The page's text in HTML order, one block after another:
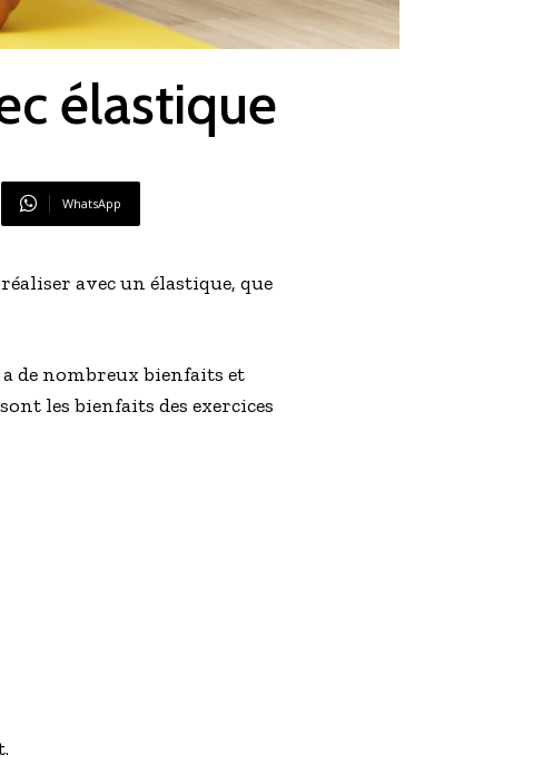
élastique
WhatsApp
avec un élastique, que
de nombreux bienfaits et
les bienfaits des exercices